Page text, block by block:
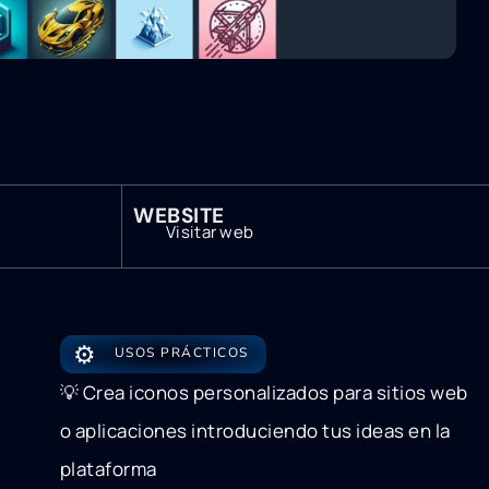
WEBSITE
Visitar web
⚙️ USOS PRÁCTICOS
💡 Crea iconos personalizados para sitios web
o aplicaciones introduciendo tus ideas en la
plataforma